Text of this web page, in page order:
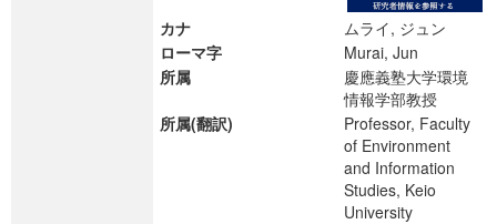
カナ
ムライ, ジュン
ローマ字
Murai, Jun
所属
慶應義塾大学環境
情報学部教授
所属(翻訳)
Professor, Faculty
of Environment
and Information
Studies, Keio
University